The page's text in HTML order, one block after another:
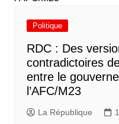
Politique
RDC : Des
contradictoires
entre le
l’AFC/M23
La République